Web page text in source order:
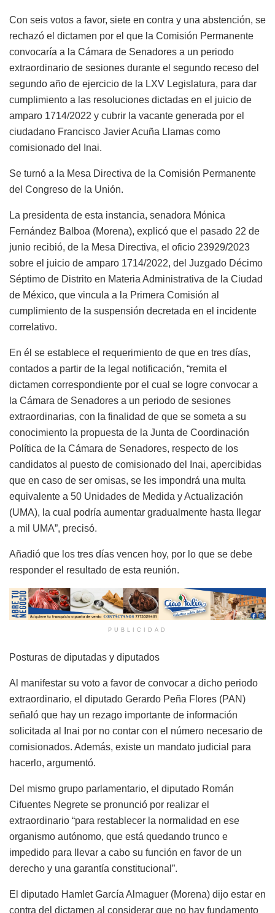
Con seis votos a favor, siete en contra y una abstención, se
rechazó el dictamen por el que la Comisión Permanente
convocaría a la Cámara de Senadores a un periodo
extraordinario de sesiones durante el segundo receso del
segundo año de ejercicio de la LXV Legislatura, para dar
cumplimiento a las resoluciones dictadas en el juicio de
amparo 1714/2022 y cubrir la vacante generada por el
ciudadano Francisco Javier Acuña Llamas como
comisionado del Inai.
Se turnó a la Mesa Directiva de la Comisión Permanente
del Congreso de la Unión.
La presidenta de esta instancia, senadora Mónica
Fernández Balboa (Morena), explicó que el pasado 22 de
junio recibió, de la Mesa Directiva, el oficio 23929/2023
sobre el juicio de amparo 1714/2022, del Juzgado Décimo
Séptimo de Distrito en Materia Administrativa de la Ciudad
de México, que vincula a la Primera Comisión al
cumplimiento de la suspensión decretada en el incidente
correlativo.
En él se establece el requerimiento de que en tres días,
contados a partir de la legal notificación, “remita el
dictamen correspondiente por el cual se logre convocar a
la Cámara de Senadores a un periodo de sesiones
extraordinarias, con la finalidad de que se someta a su
conocimiento la propuesta de la Junta de Coordinación
Política de la Cámara de Senadores, respecto de los
candidatos al puesto de comisionado del Inai, apercibidas
que en caso de ser omisas, se les impondrá una multa
equivalente a 50 Unidades de Medida y Actualización
(UMA), la cual podría aumentar gradualmente hasta llegar
a mil UMA”, precisó.
Añadió que los tres días vencen hoy, por lo que se debe
responder el resultado de esta reunión.
PUBLICIDAD
Posturas de diputadas y diputados
Al manifestar su voto a favor de convocar a dicho periodo
extraordinario, el diputado Gerardo Peña Flores (PAN)
señaló que hay un rezago importante de información
solicitada al Inai por no contar con el número necesario de
comisionados. Además, existe un mandato judicial para
hacerlo, argumentó.
Del mismo grupo parlamentario, el diputado Román
Cifuentes Negrete se pronunció por realizar el
extraordinario “para restablecer la normalidad en ese
organismo autónomo, que está quedando trunco e
impedido para llevar a cabo su función en favor de un
derecho y una garantía constitucional”.
El diputado Hamlet García Almaguer (Morena) dijo estar en
contra del dictamen al considerar que no hay fundamento